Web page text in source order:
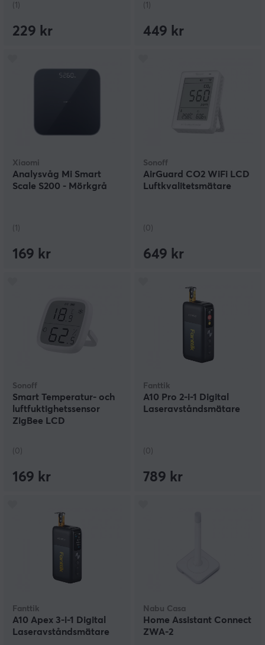
(1)
229 kr
(1)
449 kr
Xiaomi
Analysvåg Mi Smart
Scale S200 - Mörkgrå
(1)
169 kr
Sonoff
AirGuard CO2 WiFi LCD
Luftkvalitetsmätare
(0)
649 kr
Sonoff
Smart Temperatur- och
luftfuktighetssensor
ZigBee LCD
(0)
169 kr
Fanttik
A10 Pro 2-i-1 Digital
Laseravståndsmätare
(0)
789 kr
Fanttik
A10 Apex 3-i-1 Digital
Laseravståndsmätare
Nabu Casa
Home Assistant Connect
ZWA-2